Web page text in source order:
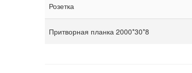
Розетка
Притворная планка 2000*30*8